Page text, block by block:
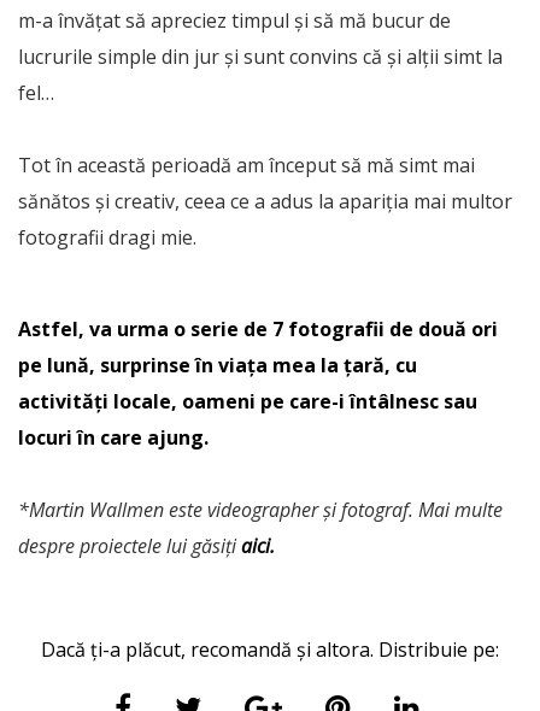
m-a învățat să apreciez timpul și să mă bucur de
lucrurile simple din jur și sunt convins că și alții simt la
fel…
Tot în această perioadă am început să mă simt mai
sănătos și creativ, ceea ce a adus la apariția mai multor
fotografii dragi mie.
Astfel, va urma o serie de 7 fotografii de două ori
pe lună, surprinse în viața mea la țară, cu
activități locale, oameni pe care-i întâlnesc sau
locuri în care ajung.
*Martin Wallmen este videographer și fotograf. Mai multe
despre proiectele lui găsițiaici.
Dacă ți-a plăcut, recomandă și altora. Distribuie pe: